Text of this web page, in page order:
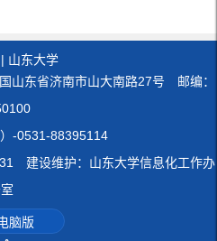
| 山东大学
东省济南市山大南路27号 邮编：
-0531-88395114
建设维护：山东大学信息化工作办
室
脑版